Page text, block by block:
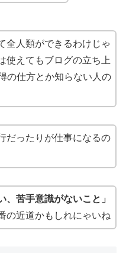
全人類ができるわけじゃ
使えてもブログの立ち上
の仕方とか知らない人の
だったりが仕事になるの
、苦手意識がないこと」
の近道かもしれにゃいね